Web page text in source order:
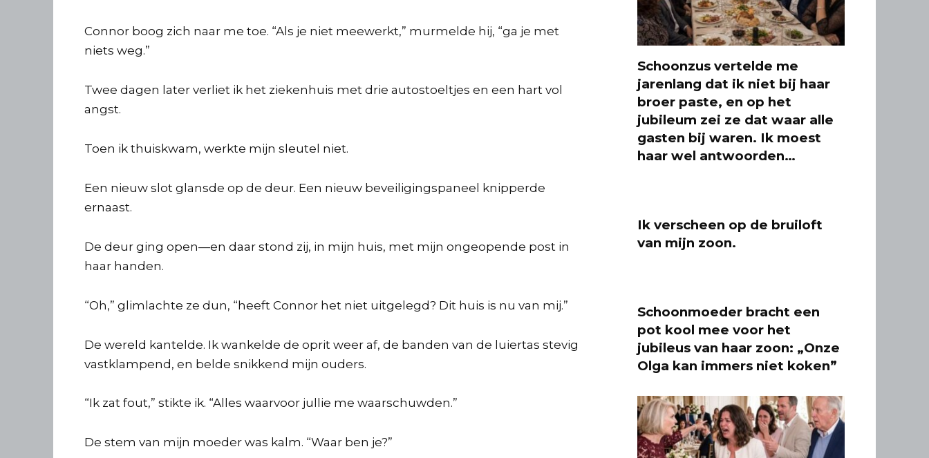
Connor boog zich naar me toe. “Als je niet meewerkt,” murmelde hij, “ga je met
niets weg.”
Twee dagen later verliet ik het ziekenhuis met drie autostoeltjes en een hart vol
angst.
Toen ik thuiskwam, werkte mijn sleutel niet.
Een nieuw slot glansde op de deur. Een nieuw beveiligingspaneel knipperde
ernaast.
De deur ging open—en daar stond zij, in mijn huis, met mijn ongeopende post in
haar handen.
“Oh,” glimlachte ze dun, “heeft Connor het niet uitgelegd? Dit huis is nu van mij.”
De wereld kantelde. Ik wankelde de oprit weer af, de banden van de luiertas stevig
vastklampend, en belde snikkend mijn ouders.
“Ik zat fout,” stikte ik. “Alles waarvoor jullie me waarschuwden.”
De stem van mijn moeder was kalm. “Waar ben je?”
Schoonzus vertelde me
jarenlang dat ik niet bij haar
broer paste, en op het
jubileum zei ze dat waar alle
gasten bij waren. Ik moest
haar wel antwoorden…
Ik verscheen op de bruiloft
van mijn zoon.
Schoonmoeder bracht een
pot kool mee voor het
jubileus van haar zoon: „Onze
Olga kan immers niet koken”